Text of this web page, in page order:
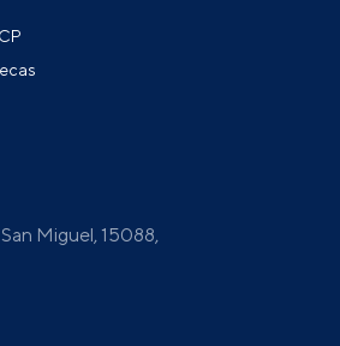
Miguel, 15088,